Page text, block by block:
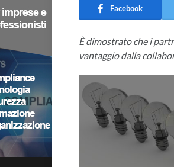
Facebook
È dimostrato che i
vantaggio dalla